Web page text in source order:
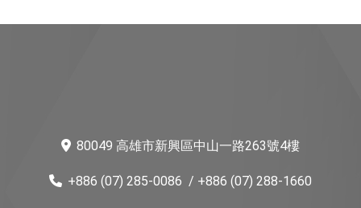
80049 高雄市新興區中山一路263號4樓
+886 (07) 285-0086 / +886 (07) 288-1660